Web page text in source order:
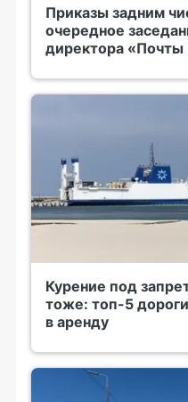
Приказы задним
очередное
директора «Почты
Курение под
тоже: топ-5
в аренду